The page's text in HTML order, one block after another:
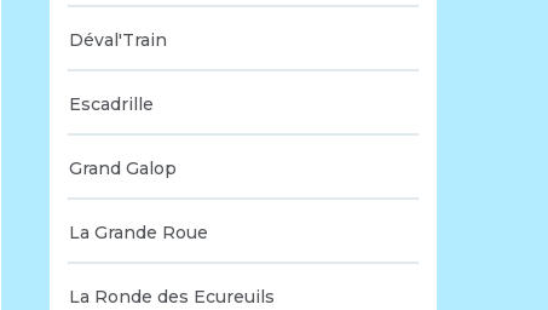
Déval'Train
Escadrille
Grand Galop
La Grande Roue
La Ronde des Ecureuils